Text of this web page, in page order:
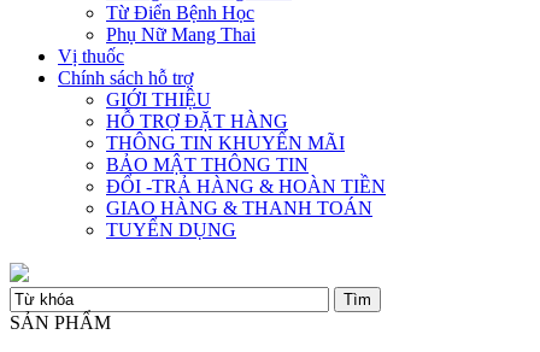
Từ Điển Bệnh Học
Phụ Nữ Mang Thai
Vị thuốc
Chính sách hỗ trợ
GIỚI THIỆU
HỖ TRỢ ĐẶT HÀNG
THÔNG TIN KHUYẾN MÃI
BẢO MẬT THÔNG TIN
ĐỔI -TRẢ HÀNG & HOÀN TIỀN
GIAO HÀNG & THANH TOÁN
TUYỂN DỤNG
SẢN PHẨM